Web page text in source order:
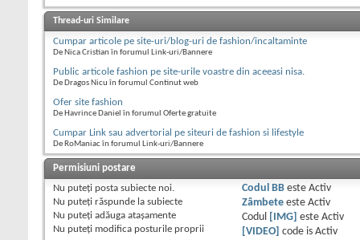
Thread-uri Similare
Cumpar articole pe site-uri/blog-uri de fashion/incaltaminte
De Nica Cristian în forumul Link-uri/Bannere
Public articole fashion pe site-urile voastre din aceeasi nisa.
De Dragos Nicu în forumul Continut web
Ofer site fashion
De Havrince Daniel în forumul Oferte gratuite
Cumpar Link sau advertorial pe siteuri de fashion si lifestyle
De RoManiac în forumul Link-uri/Bannere
Permisiuni postare
Nu puteţi posta subiecte noi.
Nu puteţi răspunde la subiecte
Nu puteţi adăuga ataşamente
Nu puteţi modifica posturile proprii
Codul BBeste Activ
Zâmbeteeste Activ
Codul
[IMG] este Activ
[VIDEO]
code is Activ